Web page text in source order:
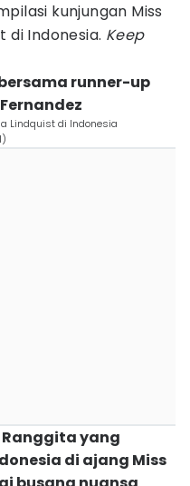
kunjungan Miss
di Indonesia. Keep
runner-up
Lindquist di Indonesia
Ranggita yang
di ajang Miss